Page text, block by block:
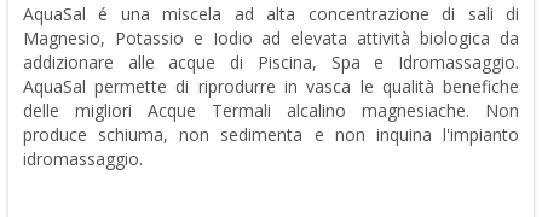
AquaSal é una miscela ad alta concentrazione di sali di
Magnesio, Potassio e Iodio ad elevata attività biologica da
addizionare alle acque di Piscina, Spa e Idromassaggio.
AquaSal permette di riprodurre in vasca le qualità benefiche
delle migliori Acque Termali alcalino magnesiache. Non
produce schiuma, non sedimenta e non inquina l'impianto
idromassaggio.